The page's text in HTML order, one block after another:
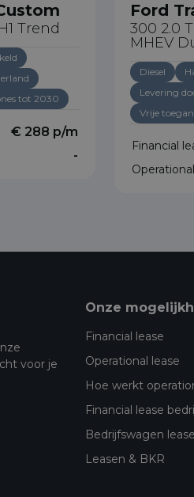
Trend
tot 2030
€ 288 p/m
-
Ford
300 2.0
MHEV
Diesel
Levering
Vrije
Financial
voor je
Onze
Financial lease
Operational lease
Hoe werkt
Financial lease
Bedrijfswagen
Leasen & BKR